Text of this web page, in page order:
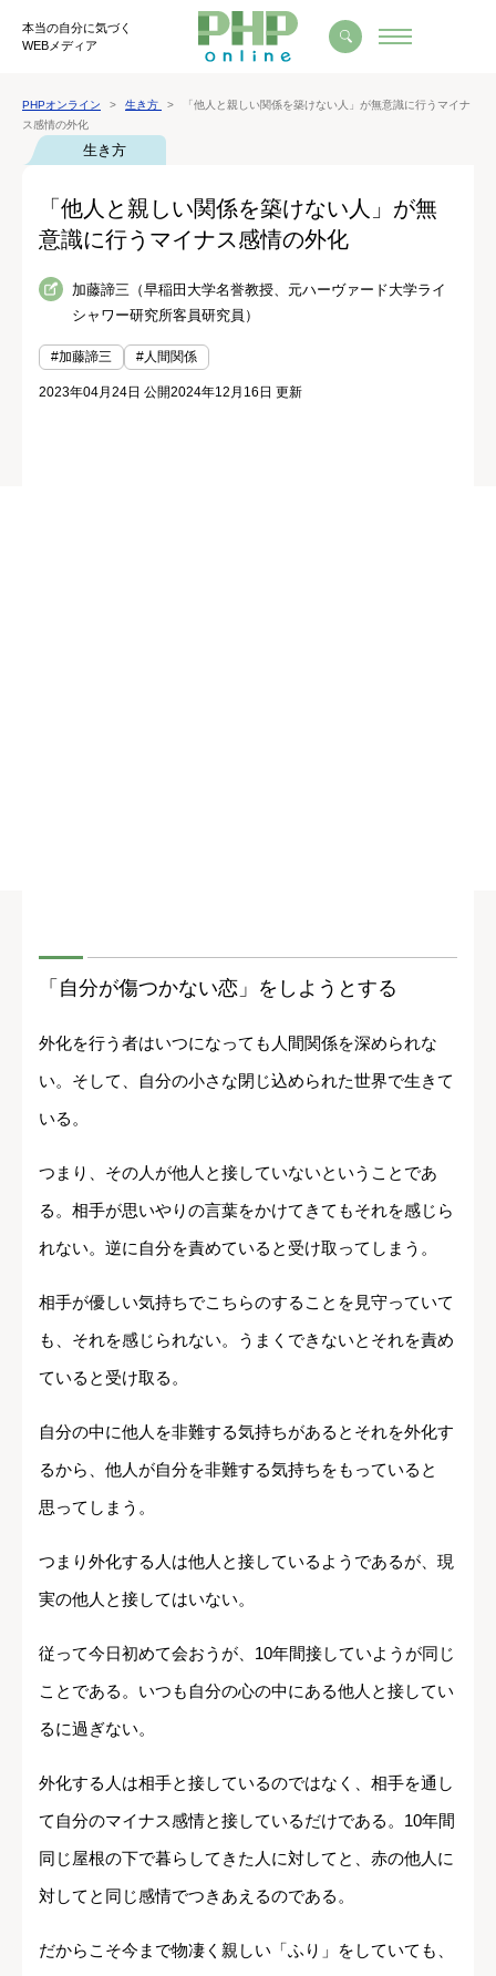
本当の自分に気づく
WEBメディア
PHPオンライン 生き方
「他人と親しい関係を築けない人」が無意識に行うマイナ
ス感情の外化
生き方
「他人と親しい関係を築けない人」が無
意識に行うマイナス感情の外化
加藤諦三（早稲田大学名誉教授、元ハーヴァード大学ライ
シャワー研究所客員研究員）
#加藤諦三 #人間関係
2023年04月24日 公開2024年12月16日 更新
「自分が傷つかない恋」をしようとする
外化を行う者はいつになっても人間関係を深められな
い。そして、自分の小さな閉じ込められた世界で生きて
いる。
つまり、その人が他人と接していないということであ
る。相手が思いやりの言葉をかけてきてもそれを感じら
れない。逆に自分を責めていると受け取ってしまう。
相手が優しい気持ちでこちらのすることを見守っていて
も、それを感じられない。うまくできないとそれを責め
ていると受け取る。
自分の中に他人を非難する気持ちがあるとそれを外化す
るから、他人が自分を非難する気持ちをもっていると
思ってしまう。
つまり外化する人は他人と接しているようであるが、現
実の他人と接してはいない。
従って今日初めて会おうが、10年間接していようが同じ
ことである。いつも自分の心の中にある他人と接してい
るに過ぎない。
外化する人は相手と接しているのではなく、相手を通し
て自分のマイナス感情と接しているだけである。10年間
同じ屋根の下で暮らしてきた人に対してと、赤の他人に
対してと同じ感情でつきあえるのである。
だからこそ今まで物凄く親しい「ふり」をしていても、